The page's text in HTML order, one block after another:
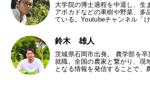
大学院の博士過程を中退し、生
アボカドなどの果樹や野菜、多
ている。Youtubeチャンネル「
鈴木 雄人
茨城県石岡市出身。 農学部を卒
就職。全国の農家と繋がり、現
となる情報を発信することで